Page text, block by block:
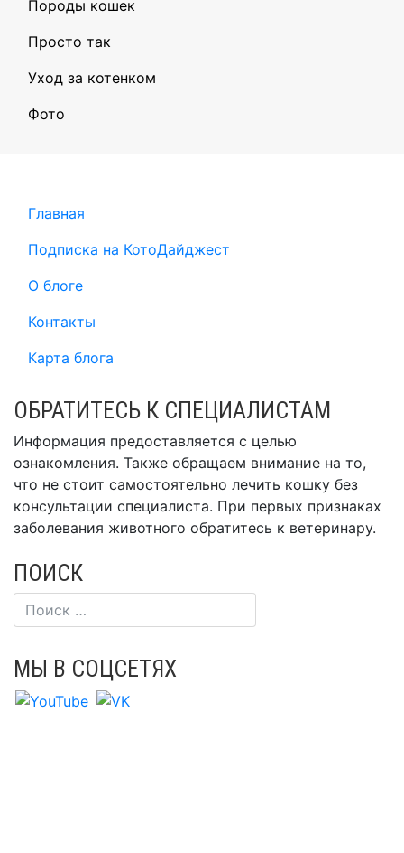
Породы кошек
Просто так
Уход за котенком
Фото
Главная
Подписка на КотоДайджест
О блоге
Контакты
Карта блога
ОБРАТИТЕСЬ К СПЕЦИАЛИСТАМ
Информация предоставляется с целью
ознакомления. Также обращаем внимание на то,
что не стоит самостоятельно лечить кошку без
консультации специалиста. При первых признаках
заболевания животного обратитесь к ветеринару.
ПОИСК
МЫ В СОЦСЕТЯХ